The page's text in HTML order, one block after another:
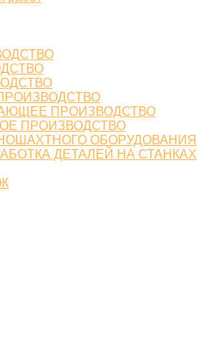
ПРОИЗВОДСТВО
ПРОИЗВОДСТВО
ОБОРУДОВАНИЯ
ДЕТАЛЕЙ НА СТАНКАХ